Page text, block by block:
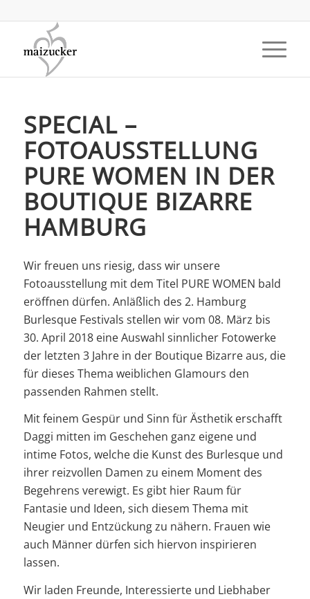
SPECIAL –
FOTOAUSSTELLUNG
PURE WOMEN IN DER
BOUTIQUE BIZARRE
HAMBURG
Wir freuen uns riesig, dass wir unsere
Fotoausstellung mit dem Titel PURE WOMEN bald
eröffnen dürfen. Anläßlich des 2. Hamburg
Burlesque Festivals stellen wir vom 08. März bis
30. April 2018 eine Auswahl sinnlicher Fotowerke
der letzten 3 Jahre in der Boutique Bizarre aus, die
für dieses Thema weiblichen Glamours den
passenden Rahmen stellt.
Mit feinem Gespür und Sinn für Ästhetik erschafft
Daggi mitten im Geschehen ganz eigene und
intime Fotos, welche die Kunst des Burlesque und
ihrer reizvollen Damen zu einem Moment des
Begehrens verewigt. Es gibt hier Raum für
Fantasie und Ideen, sich diesem Thema mit
Neugier und Entzückung zu nähern. Frauen wie
auch Männer dürfen sich hiervon inspirieren
lassen.
Wir laden Freunde, Interessierte und Liebhaber